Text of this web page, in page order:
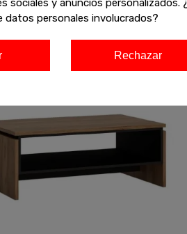
estos descuentos exclusivos
sociales y anuncios personalizados.
datos personales involucrados?
Rechazar